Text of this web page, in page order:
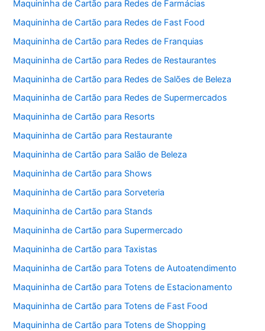
Maquininha de Cartão para Redes de Farmácias
Maquininha de Cartão para Redes de Fast Food
Maquininha de Cartão para Redes de Franquias
Maquininha de Cartão para Redes de Restaurantes
Maquininha de Cartão para Redes de Salões de Beleza
Maquininha de Cartão para Redes de Supermercados
Maquininha de Cartão para Resorts
Maquininha de Cartão para Restaurante
Maquininha de Cartão para Salão de Beleza
Maquininha de Cartão para Shows
Maquininha de Cartão para Sorveteria
Maquininha de Cartão para Stands
Maquininha de Cartão para Supermercado
Maquininha de Cartão para Taxistas
Maquininha de Cartão para Totens de Autoatendimento
Maquininha de Cartão para Totens de Estacionamento
Maquininha de Cartão para Totens de Fast Food
Maquininha de Cartão para Totens de Shopping